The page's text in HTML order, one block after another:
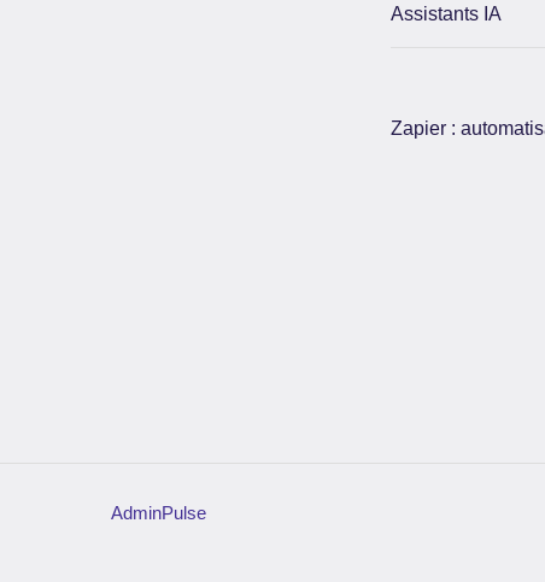
Assistants IA
Zapier :
AdminPulse